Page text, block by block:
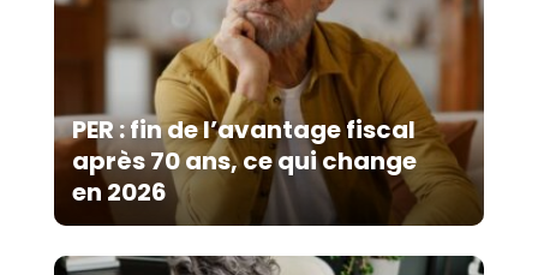
PER : fin de l’avantage fiscal
après 70 ans, ce qui change
en 2026